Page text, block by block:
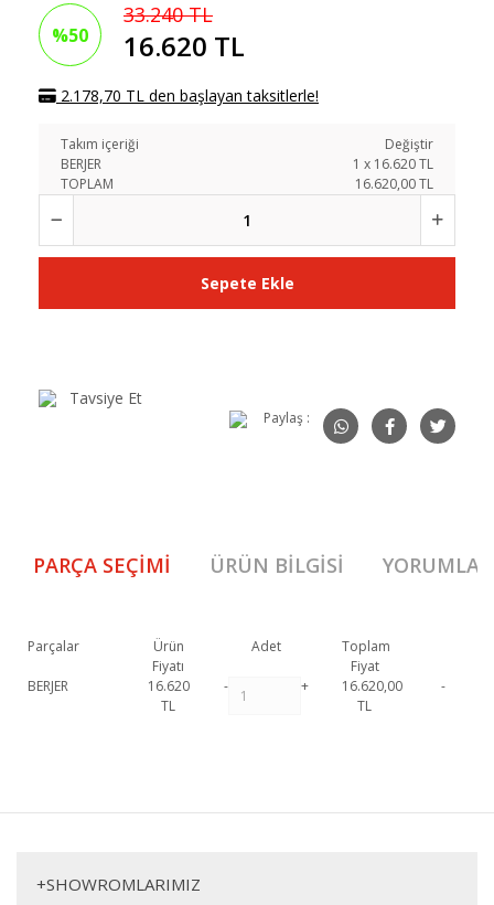
%50
33.240 TL
16.620 TL
2.178,70 TL den başlayan taksitlerle!
Takım içeriği
Değiştir
BERJER
1 x 16.620TL
TOPLAM
16.620,00 TL
Sepete Ekle
Tavsiye Et
Paylaş :
PARÇA SEÇIMI ÜRÜN BILGISI YORUMLAR
Parçalar
Ürün
Fiyatı
Adet
Toplam
Fiyat
BERJER
16.620
TL
- +
16.620,00
TL
-
Charisma Berjer
+SHOWROMLARIMIZ